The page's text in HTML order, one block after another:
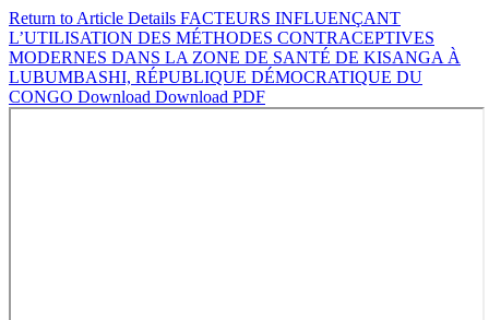
Return to Article Details FACTEURS INFLUENÇANT
L’UTILISATION DES MÉTHODES CONTRACEPTIVES
MODERNES DANS LA ZONE DE SANTÉ DE KISANGA À
LUBUMBASHI, RÉPUBLIQUE DÉMOCRATIQUE DU
CONGO Download Download PDF